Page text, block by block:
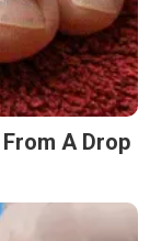
A Drop